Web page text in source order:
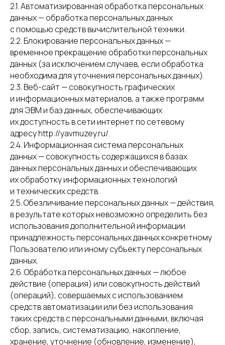
2.1. Автоматизированная обработка персональных
данных — обработка персональных данных
с помощью средств вычислительной техники.
2.2. Блокирование персональных данных —
временное прекращение обработки персональных
данных (за исключением случаев, если обработка
необходима для уточнения персональных данных).
2.3. Веб-сайт — совокупность графических
и информационных материалов, а также программ
для ЭВМ и баз данных, обеспечивающих
их доступность в сети интернет по сетевому
адресу http://yavmuzey.ru/.
2.4. Информационная система персональных
данных — совокупность содержащихся в базах
данных персональных данных и обеспечивающих
их обработку информационных технологий
и технических средств.
2.5. Обезличивание персональных данных — действия,
в результате которых невозможно определить без
использования дополнительной информации
принадлежность персональных данных конкретному
Пользователю или иному субъекту персональных
данных.
2.6. Обработка персональных данных — любое
действие (операция) или совокупность действий
(операций), совершаемых с использованием
средств автоматизации или без использования
таких средств с персональными данными, включая
сбор, запись, систематизацию, накопление,
хранение, уточнение (обновление, изменение),